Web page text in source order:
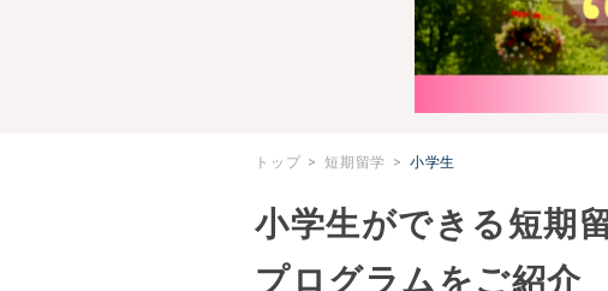
トップ 短期留学 小学生
小学生ができる短期
プログラムをご紹介